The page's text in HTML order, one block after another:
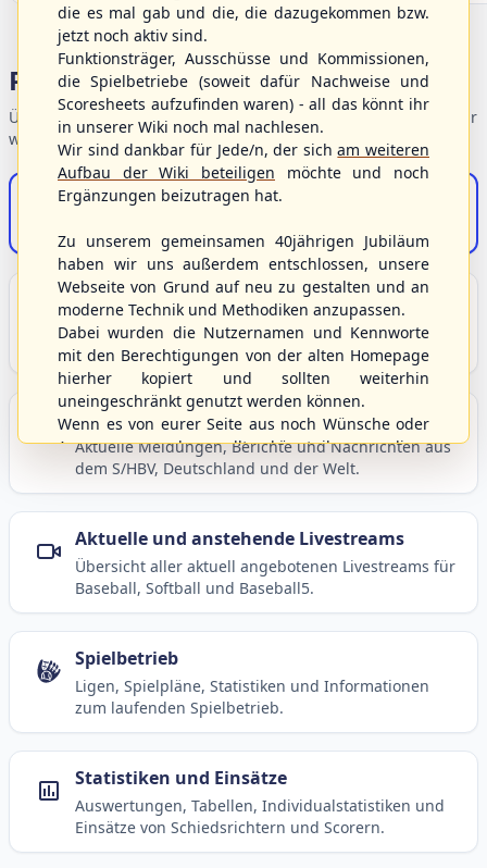
Portalbereiche
Übersicht der Verbandsbereiche – wählen Sie einen Einstieg für
weiterführende Informationen.
S/HBV-Shop
Unser Sport
Grundlagen und Hintergründe zu Baseball, Softball
und Baseball5.
Berichte und Neuigkeiten
Aktuelle Meldungen, Berichte und Nachrichten aus
dem S/HBV, Deutschland und der Welt.
Aktuelle und anstehende Livestreams
Übersicht aller aktuell angebotenen Livestreams für
Baseball, Softball und Baseball5.
Spielbetrieb
Ligen, Spielpläne, Statistiken und Informationen
zum laufenden Spielbetrieb.
Statistiken und Einsätze
Auswertungen, Tabellen, Individualstatistiken und
Einsätze von Schiedsrichtern und Scorern.
die es mal gab und die, die dazugekommen bzw.
jetzt noch aktiv sind.
Funktionsträger, Ausschüsse und Kommissionen,
die Spielbetriebe (soweit dafür Nachweise und
Scoresheets aufzufinden waren) - all das könnt ihr
in unserer Wiki noch mal nachlesen.
Wir sind dankbar für Jede/n, der sicham weiteren
Aufbau der Wiki beteiligen möchte und noch
Ergänzungen beizutragen hat.
Zu unserem gemeinsamen 40jährigen Jubiläum
haben wir uns außerdem entschlossen, unsere
Webseite von Grund auf neu zu gestalten und an
moderne Technik und Methodiken anzupassen.
Dabei wurden die Nutzernamen und Kennworte
mit den Berechtigungen von der alten Homepage
hierher kopiert und sollten weiterhin
uneingeschränkt genutzt werden können.
Wenn es von eurer Seite aus noch Wünsche oder
Anregungen geben sollte, könnt ihr uns diese
gerne an die Verbandsadresseinfo@shbvnet.de
schicken.